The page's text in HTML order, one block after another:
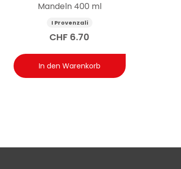
Mandeln 400 ml
I Provenzali
CHF 6.70
In den Warenkorb